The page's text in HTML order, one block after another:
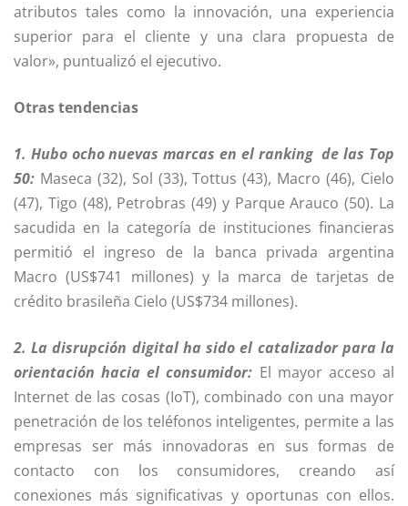
atributos tales como la innovación, una experiencia
superior para el cliente y una clara propuesta de
valor», puntualizó el ejecutivo.
Otras tendencias
1. Hubo ocho nuevas marcas en el ranking de las Top
50: Maseca (32), Sol (33), Tottus (43), Macro (46), Cielo
(47), Tigo (48), Petrobras (49) y Parque Arauco (50). La
sacudida en la categoría de instituciones financieras
permitió el ingreso de la banca privada argentina
Macro (US$741 millones) y la marca de tarjetas de
crédito brasileña Cielo (US$734 millones).
2. La disrupción digital ha sido el catalizador para la
orientación hacia el consumidor: El mayor acceso al
Internet de las cosas (IoT), combinado con una mayor
penetración de los teléfonos inteligentes, permite a las
empresas ser más innovadoras en sus formas de
contacto con los consumidores, creando así
conexiones más significativas y oportunas con ellos.